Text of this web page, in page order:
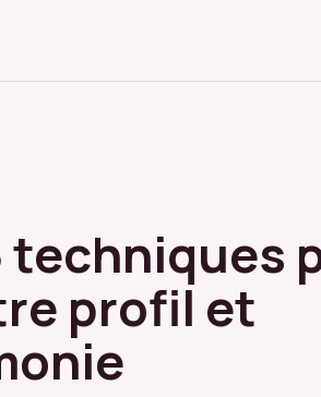
techniques
profil et